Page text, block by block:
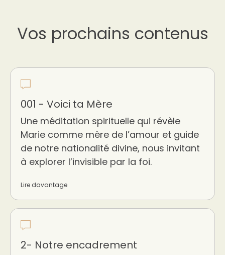
Vos prochains contenus
001 - Voici ta Mère
Une méditation spirituelle qui révèle
Marie comme mère de l’amour et guide
de notre nationalité divine, nous invitant
à explorer l’invisible par la foi.
Lire davantage
2- Notre encadrement